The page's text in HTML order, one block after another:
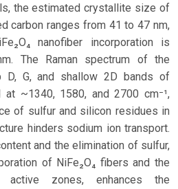
the estimated crystallite size of
carbon ranges from 41 to 47 nm,
nanofiber incorporation is
The Raman spectrum of the
D, G, and shallow 2D bands of
at ~1340, 1580, and 2700 cm⁻¹,
of sulfur and silicon residues in
hinders sodium ion transport.
and the elimination of sulfur,
of NiFe₂O₄ fibers and the
active zones, enhances the